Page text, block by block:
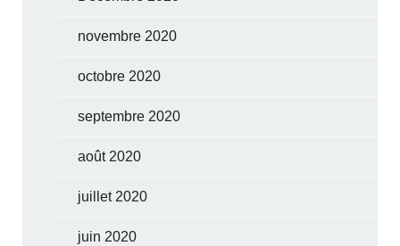
novembre 2020
octobre 2020
septembre 2020
août 2020
juillet 2020
juin 2020